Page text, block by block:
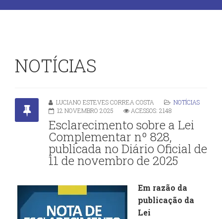
NOTÍCIAS
LUCIANO ESTEVES CORREA COSTA
NOTÍCIAS
12 NOVEMBRO 2025
ACESSOS: 2148
Esclarecimento sobre a Lei
Complementar nº 828,
publicada no Diário Oficial de
11 de novembro de 2025
Em razão da
publicação da
Lei